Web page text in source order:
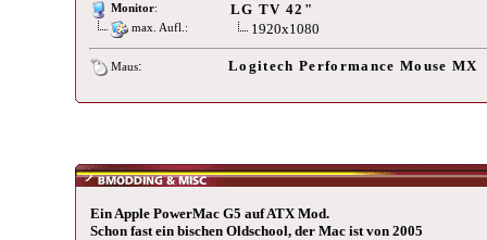
Monitor: LG TV 42"
max. Aufl.: 1920x1080
Maus: Logitech Performance Mouse MX
Ein Apple PowerMac G5 auf ATX Mod.
Schon fast ein bischen Oldschool, der Mac ist von 2005